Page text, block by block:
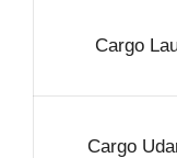
Cargo
Cargo